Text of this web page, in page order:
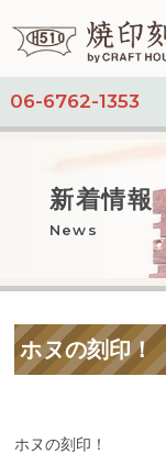
06-6762-1353
新着情報
News
ホヌの刻印！
ホヌの刻印！